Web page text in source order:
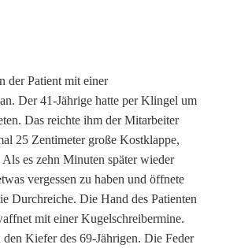
der Patient mit einer
Der 41-Jährige hatte per Klingel um
Das reichte ihm der Mitarbeiter
25 Zentimeter große Kostklappe,
es zehn Minuten später wieder
vergessen zu haben und öffnete
Durchreiche. Die Hand des Patienten
mit einer Kugelschreibermine.
Kiefer des 69-Jährigen. Die Feder